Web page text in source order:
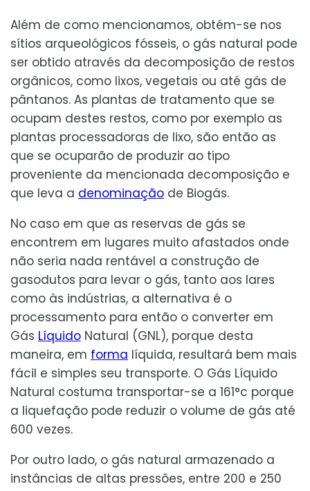
Além de como mencionamos, obtém-se nos
sítios arqueológicos fósseis, o gás natural pode
ser obtido através da decomposição de restos
orgânicos, como lixos, vegetais ou até gás de
pântanos. As plantas de tratamento que se
ocupam destes restos, como por exemplo as
plantas processadoras de lixo, são então as
que se ocuparão de produzir ao tipo
proveniente da mencionada decomposição e
que leva a denominação de Biogás.
No caso em que as reservas de gás se
encontrem em lugares muito afastados onde
não seria nada rentável a construção de
gasodutos para levar o gás, tanto aos lares
como às indústrias, a alternativa é o
processamento para então o converter em
Gás Líquido Natural (GNL), porque desta
maneira, em forma líquida, resultará bem mais
fácil e simples seu transporte. O Gás Líquido
Natural costuma transportar-se a 161°c porque
a liquefação pode reduzir o volume de gás até
600 vezes.
Por outro lado, o gás natural armazenado a
instâncias de altas pressões, entre 200 e 250